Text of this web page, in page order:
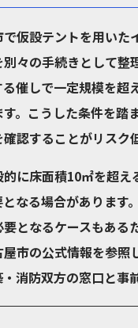
仮設テントを用い
々の手続きとして
催しで一定規模を
。こうした条件を踏
認することがリスク
に床面積10㎡を超
なる場合がありま
となるケースもあ
市の公式情報を参
消防双方の窓口と事